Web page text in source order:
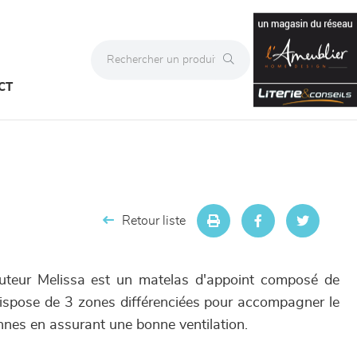
Retour liste
Melissa est un matelas d'appoint composé de
de 3 zones différenciées pour accompagner le
en assurant une bonne ventilation.